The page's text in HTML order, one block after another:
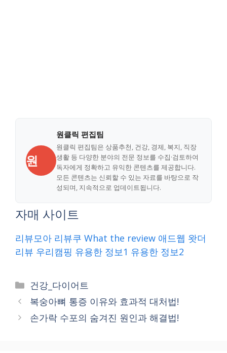
원
원클릭 편집팀
원클릭 편집팀은 상품추천, 건강, 경제, 복지, 직장
생활 등 다양한 분야의 전문 정보를 수집·검토하여
독자에게 정확하고 유익한 콘텐츠를 제공합니다.
모든 콘텐츠는 신뢰할 수 있는 자료를 바탕으로 작
성되며, 지속적으로 업데이트됩니다.
자매 사이트
리뷰모아 리뷰쿠 What the review 애드웹 왓더
리뷰 우리캠핑 유용한 정보1 유용한 정보2
Categories
건강_다이어트
복숭아뼈 통증 이유와 효과적 대처법!
손가락 수포의 숨겨진 원인과 해결법!